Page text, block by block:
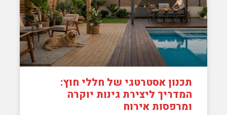
תכנון אסטרטגי של חללי חוץ:
המדריך ליצירת גינות יוקרה
ומרפסות אירוח